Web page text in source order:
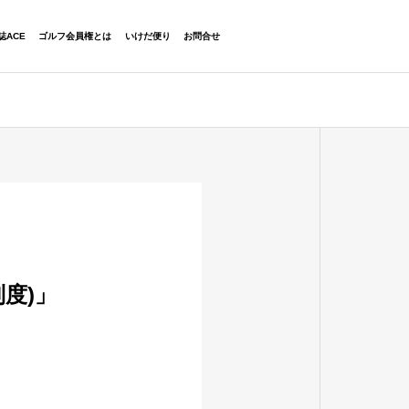
ACE ゴルフ会員権とは いけだ便り お問合せ
)」